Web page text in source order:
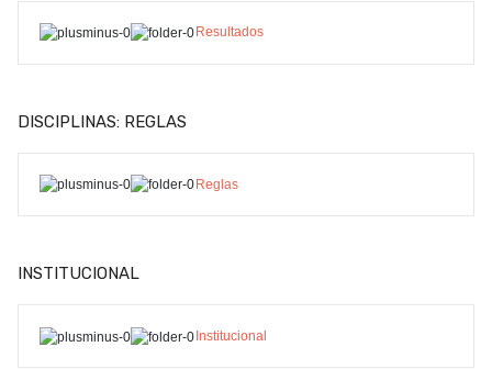
Resultados
DISCIPLINAS: REGLAS
Reglas
INSTITUCIONAL
Institucional